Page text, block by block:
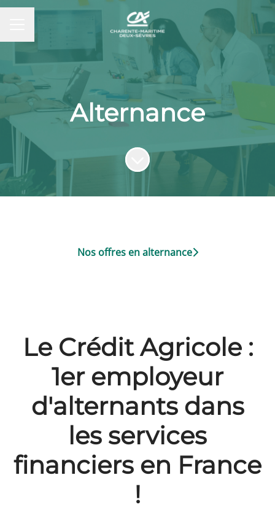
Alternance
Faire défiler jusqu'au contenu
Nos offres en alternance
Le Crédit Agricole :
1er employeur
d'alternants dans
les services
financiers en France
!